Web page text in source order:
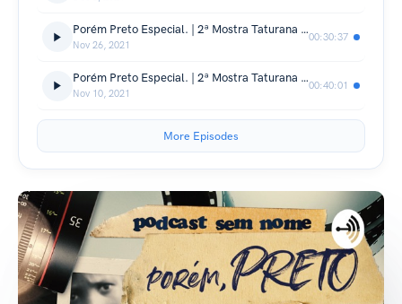
Porém Preto Especial. | 2ª Mostra Taturana de Cinema: "Chico Rei Entre Nós" & "Eu preciso destas palavras escrita"
Nov 26, 2021
00:30:37
Porém Preto Especial. | 2ª Mostra Taturana de Cinema: "Travessia", "Ipá" e "Thinya"
Nov 10, 2021
00:40:01
More Episodes